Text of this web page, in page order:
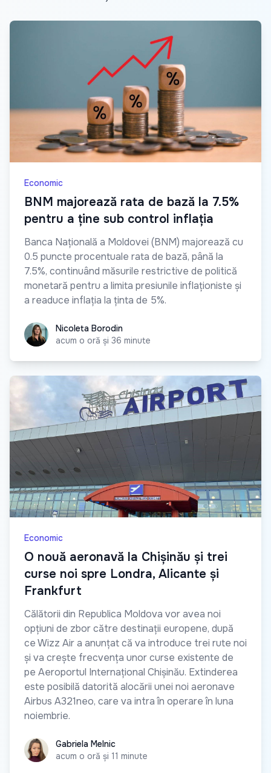
Economic
BNM majorează rata de bază la 7.5%
pentru a ține sub control inflația
Banca Națională a Moldovei (BNM) majorează cu
0.5 puncte procentuale rata de bază, până la
7.5%, continuând măsurile restrictive de politică
monetară pentru a limita presiunile inflaționiste și
a readuce inflația la ținta de 5%.
Nicoleta Borodin
Nicoleta Borodin
acum o oră și 36 minute
Economic
O nouă aeronavă la Chișinău și trei
curse noi spre Londra, Alicante și
Frankfurt
Călătorii din Republica Moldova vor avea noi
opțiuni de zbor către destinații europene, după
ce Wizz Air a anunțat că va introduce trei rute noi
și va crește frecvența unor curse existente de
pe Aeroportul Internațional Chișinău. Extinderea
este posibilă datorită alocării unei noi aeronave
Airbus A321neo, care va intra în operare în luna
noiembrie.
Gabriela Melnic
Gabriela Melnic
acum o oră și 11 minute